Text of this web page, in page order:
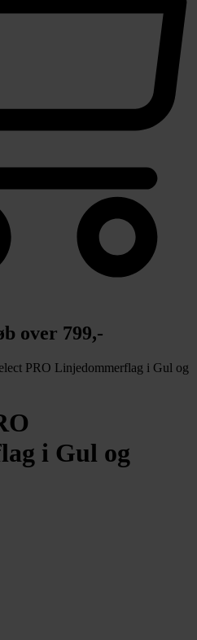
over 799,-
PRO Linjedommerflag i Gul og
i Gul og